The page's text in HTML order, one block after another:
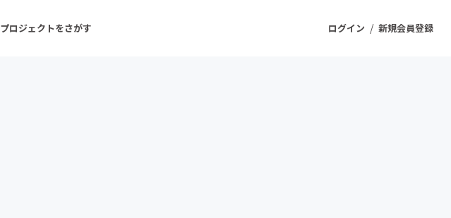
ログイン / 新規会員登録
プロジェクトをさがす